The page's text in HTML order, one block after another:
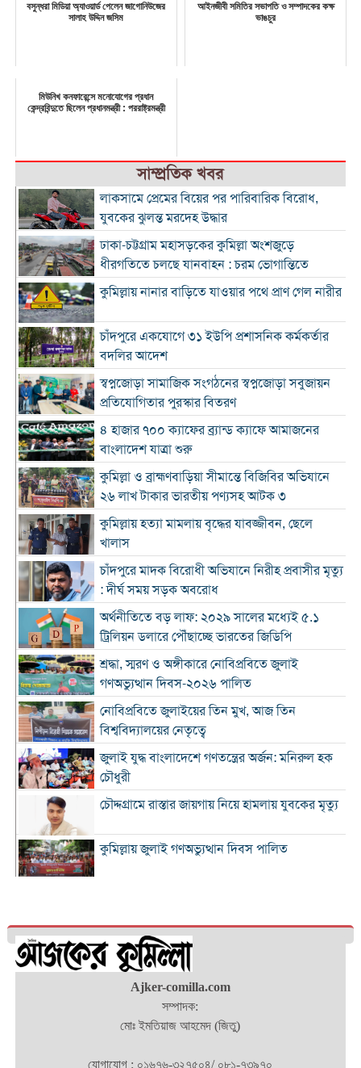
বসুন্ধরা মিডিয়া অ্যাওয়ার্ড পেলেন জাগোনিউজের
সালাহ উদ্দিন জসিম
আইনজীবী সমিতির সভাপতি ও সম্পাদকের কক্ষ
ভাঙচুর
মিউনিখ কনফারেন্সে মনোযোগের প্রধান
কেন্দ্রবিন্দুতে ছিলেন প্রধানমন্ত্রী : পররাষ্ট্রমন্ত্রী
সাম্প্রতিক খবর
লাকসামে প্রেমের বিয়ের পর পারিবারিক বিরোধ,
যুবকের ঝুলন্ত মরদেহ উদ্ধার
ঢাকা-চট্টগ্রাম মহাসড়কের কুমিল্লা অংশজুড়ে
ধীরগতিতে চলছে যানবাহন : চরম ভোগান্তিতে
কুমিল্লায় নানার বাড়িতে যাওয়ার পথে প্রাণ গেল নারীর
চাঁদপুরে একযোগে ৩১ ইউপি প্রশাসনিক কর্মকর্তার
বদলির আদেশ
স্বপ্নজোড়া সামাজিক সংগঠনের স্বপ্নজোড়া সবুজায়ন
প্রতিযোগিতার পুরস্কার বিতরণ
৪ হাজার ৭০০ ক্যাফের ব্র্যান্ড ক্যাফে আমাজনের
বাংলাদেশ যাত্রা শুরু
কুমিল্লা ও ব্রাহ্মণবাড়িয়া সীমান্তে বিজিবির অভিযানে
২৬ লাখ টাকার ভারতীয় পণ্যসহ আটক ৩
কুমিল্লায় হত্যা মামলায় বৃদ্ধের যাবজ্জীবন, ছেলে
খালাস
চাঁদপুরে মাদক বিরোধী অভিযানে নিরীহ প্রবাসীর মৃত্যু
: দীর্ঘ সময় সড়ক অবরোধ
অর্থনীতিতে বড় লাফ: ২০২৯ সালের মধ্যেই ৫.১
ট্রিলিয়ন ডলারে পৌঁছাচ্ছে ভারতের জিডিপি
শ্রদ্ধা, স্মরণ ও অঙ্গীকারে নোবিপ্রবিতে জুলাই
গণঅভ্যুত্থান দিবস-২০২৬ পালিত
নোবিপ্রবিতে জুলাইয়ের তিন মুখ, আজ তিন
বিশ্ববিদ্যালয়ের নেতৃত্বে
জুলাই যুদ্ধ বাংলাদেশে গণতন্ত্রের অর্জন: মনিরুল হক
চৌধুরী
চৌদ্দগ্রামে রাস্তার জায়গায় নিয়ে হামলায় যুবকের মৃত্যু
কুমিল্লায় জুলাই গণঅভ্যুত্থান দিবস পালিত
চৌদ্দগ্রামে জুলাই গণঅভ্যুত্থান দিবসে আলোচনা সভা
ও জুলাই যোদ্ধাদের সংবর্ধনা
‘জুলাই ২০২৪-এর আত্মত্যাগ এবং আমাদের নাগরিক
কুমিল্লায় তিন উপজেলার সব ধরনের নৌযান
Ajker-comilla.com
সম্পাদক:
মোঃ ইমতিয়াজ আহমেদ (জিতু)
যোগাযোগ : ০১৬৭৬-৩২৭৫০৪/ ০৮১-৭৩৯৭০